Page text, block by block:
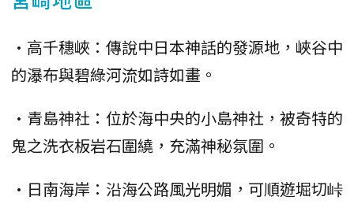
•高千穗峽：傳說中日本神話的發源地，峽谷中
的瀑布與碧綠河流如詩如畫。
•青島神社：位於海中央的小島神社，被奇特的
鬼之洗衣板岩石圍繞，充滿神秘氛圍。
•日南海岸：沿海公路風光明媚，可順遊堀切峠